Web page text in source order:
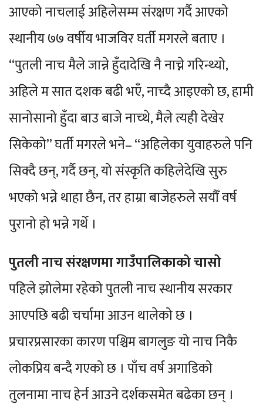
आएको नाचलाई अहिलेसम्म संरक्षण गर्दै आएको
स्थानीय ७७ वर्षीय भाजविर घर्ती मगरले बताए ।
“पुतली नाच मैले जान्ने हुँदादेखि नै नाच्ने गरिन्थ्यो,
अहिले म सात दशक बढी भएँ, नाच्दै आइएको छ, हामी
सानोसानो हुँदा बाउ बाजे नाच्थे, मैले त्यही देखेर
सिकेको” घर्ती मगरले भने– “अहिलेका युवाहरुले पनि
सिक्दै छन्, गर्दै छन्, यो संस्कृति कहिलेदेखि सुरु
भएको भन्ने थाहा छैन, तर हाम्रा बाजेहरुले सयौँ वर्ष
पुरानो हो भन्ने गर्थे ।
पुतली नाच संरक्षणमा गाउँपालिकाको चासो
पहिले झोलेमा रहेको पुतली नाच स्थानीय सरकार
आएपछि बढी चर्चामा आउन थालेको छ ।
प्रचारप्रसारका कारण पश्चिम बागलुङ यो नाच निकै
लोकप्रिय बन्दै गएको छ । पाँच वर्ष अगाडिको
तुलनामा नाच हेर्न आउने दर्शकसमेत बढेका छन् ।